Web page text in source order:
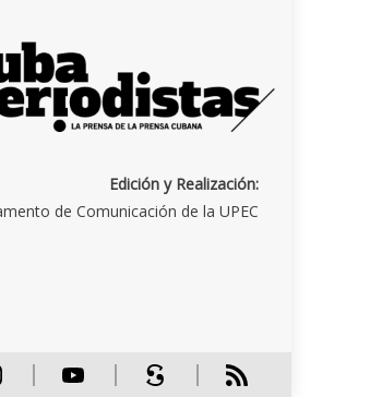
Edición y Realización:
de Comunicación de la UPEC
Scribd RSS